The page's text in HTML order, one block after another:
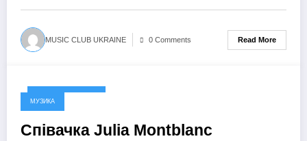
MUSIC CLUB UKRAINE 0 Comments Read More
18 Вересня, 2024
МУЗИКА
Співачка Julia Montblanc